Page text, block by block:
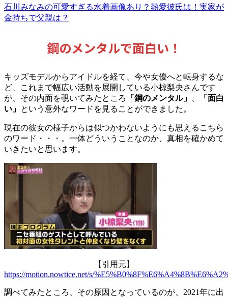
石川みなみの可愛すぎる水着画像あり？熱愛彼氏は！実家が
金持ちで父親は？
鋼のメンタルで面白い！
キッズモデルからアイドルを経て、今や女優へと転身するな
ど、これまで幅広い活動を展開している小椋梨央さんです
が、その内面を覗いてみたところ
「鋼のメンタル」
「面白
い」 という意外なワードを見ることができました。
現在の彼女の様子からは似つかわないようにも思えるこちら
のワード・・・。一体どういうことなのか、真相を確かめて
いきたいと思います。
【引用元】
https://motion.nowtice.net/s/
調べてみたところ、その原因となっているのが、2021年に出